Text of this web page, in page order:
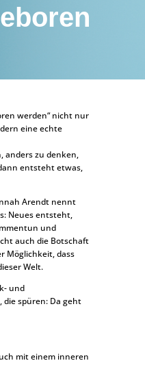
werden“ nicht nur
eine echte
anders zu denken,
entsteht etwas,
Arendt nennt
Neues entsteht,
und
auch die Botschaft
Möglichkeit, dass
Welt.
und
die spüren: Da geht
mit einem inneren